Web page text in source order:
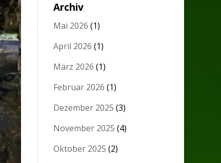
Archiv
Mai 2026 (1)
April 2026 (1)
März 2026 (1)
Februar 2026 (1)
Dezember 2025 (3)
November 2025 (4)
Oktober 2025 (2)